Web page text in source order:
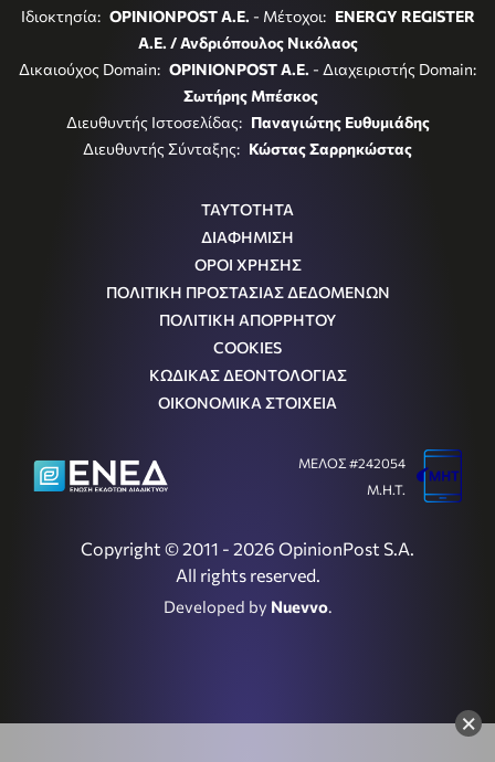
×
Ιδιοκτησία: OPINIONPOST A.E. - Μέτοχοι: ENERGY REGISTER
Α.Ε. / Ανδριόπουλος Νικόλαος
Δικαιούχος Domain: OPINIONPOST A.E. - Διαχειριστής Domain:
Σωτήρης Μπέσκος
Διευθυντής Ιστοσελίδας: Παναγιώτης Ευθυμιάδης
Διευθυντής Σύνταξης: Κώστας Σαρρηκώστας
ΤΑΥΤΟΤΗΤΑ
ΔΙΑΦΗΜΙΣΗ
ΟΡΟΙ ΧΡΗΣΗΣ
ΠΟΛΙΤΙΚΗ ΠΡΟΣΤΑΣΙΑΣ ΔΕΔΟΜΕΝΩΝ
ΠΟΛΙΤΙΚΗ ΑΠΟΡΡΗΤΟΥ
COOKIES
ΚΩΔΙΚΑΣ ΔΕΟΝΤΟΛΟΓΙΑΣ
ΟΙΚΟΝΟΜΙΚΑ ΣΤΟΙΧΕΙΑ
Copyright © 2011 - 2026 OpinionPost S.A.
All rights reserved.
Developed by Nuevvo.
ΜΕΛΟΣ #242054
Μ.Η.Τ.